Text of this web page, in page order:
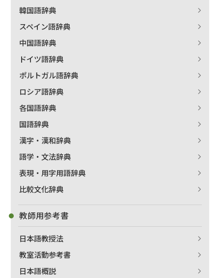
韓国語辞典
スペイン語辞典
中国語辞典
ドイツ語辞典
ポルトガル語辞典
ロシア語辞典
各国語辞典
国語辞典
漢字・漢和辞典
語学・文法辞典
表現・用字用語辞典
比較文化辞典
教師用参考書
日本語教授法
教室活動参考書
日本語概説